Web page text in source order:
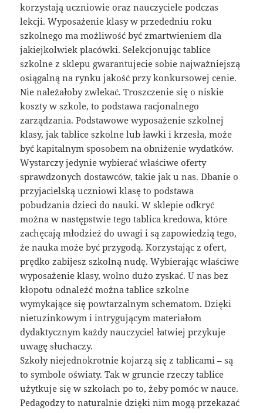
korzystają uczniowie oraz nauczyciele podczas
lekcji. Wyposażenie klasy w przededniu roku
szkolnego ma możliwość być zmartwieniem dla
jakiejkolwiek placówki. Selekcjonując tablice
szkolne z sklepu gwarantujecie sobie najważniejszą
osiągalną na rynku jakość przy konkursowej cenie.
Nie należałoby zwlekać. Troszczenie się o niskie
koszty w szkole, to podstawa racjonalnego
zarządzania. Podstawowe wyposażenie szkolnej
klasy, jak tablice szkolne lub ławki i krzesła, może
być kapitalnym sposobem na obniżenie wydatków.
Wystarczy jedynie wybierać właściwe oferty
sprawdzonych dostawców, takie jak u nas. Dbanie o
przyjacielską uczniowi klasę to podstawa
pobudzania dzieci do nauki. W sklepie odkryć
można w następstwie tego tablica kredowa, które
zachęcają młodzież do uwagi i są zapowiedzią tego,
że nauka może być przygodą. Korzystając z ofert,
prędko zabijesz szkolną nudę. Wybierając właściwe
wyposażenie klasy, wolno dużo zyskać. U nas bez
kłopotu odnaleźć można tablice szkolne
wymykające się powtarzalnym schematom. Dzięki
nietuzinkowym i intrygującym materiałom
dydaktycznym każdy nauczyciel łatwiej przykuje
uwagę słuchaczy.
Szkoły niejednokrotnie kojarzą się z tablicami – są
to symbole oświaty. Tak w gruncie rzeczy tablice
użytkuje się w szkołach po to, żeby pomóc w nauce.
Pedagodzy to naturalnie dzięki nim mogą przekazać